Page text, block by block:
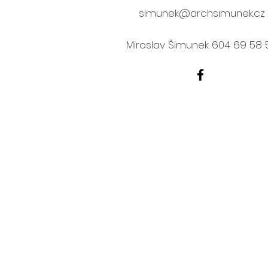
simunek@archsimunek.cz
Miroslav Šimunek 604 69 58